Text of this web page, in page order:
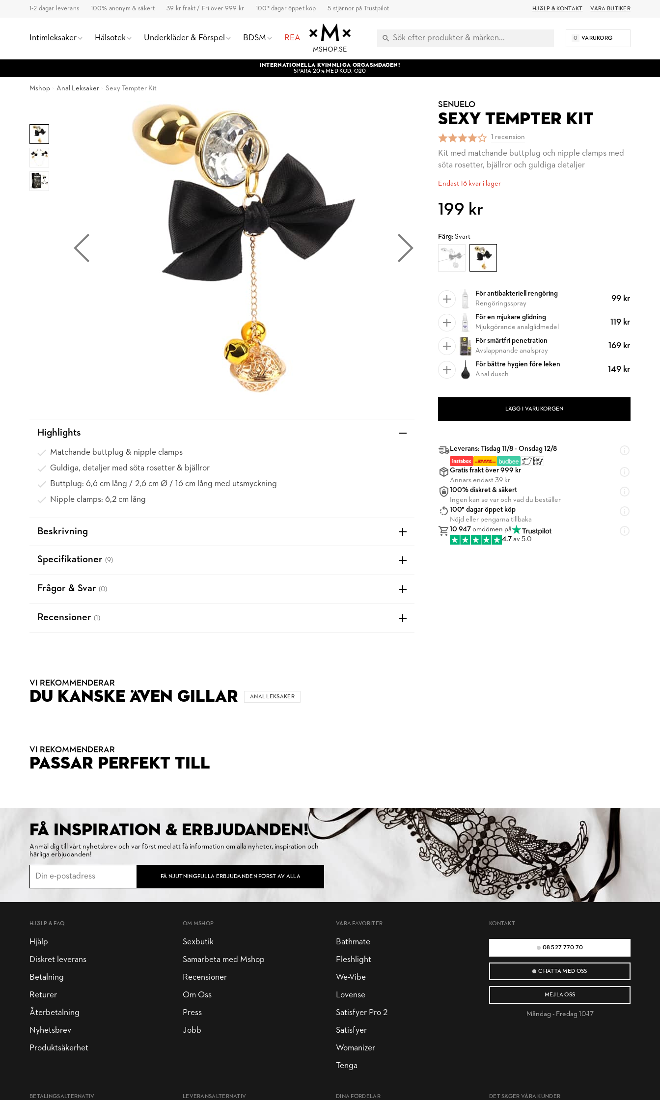
1-2 dagar leverans 100% anonym & säkert 39 kr frakt / Fri över 999 kr 100* dagar öppet köp 5 stjärnor på Trustpilot HJÄLP & KONTAKT VÅRA BUTIKER
Intimleksaker Hälsotek Underkläder & Förspel BDSM REA
MSHOP.SE
0 VARUKORG
INTERNATIONELLA KVINNLIGA ORGASMDAGEN!
SPARA 20% MED KOD: O20
Mshop Anal Leksaker Sexy Tempter Kit
SENUELO
SEXY TEMPTER KIT
1 recension
Kit med matchande buttplug och nipple clamps med
söta rosetter, bjällror och guldiga detaljer
Endast 16 kvar i lager
199 kr
Färg: Svart
För antibakteriell rengöring
Rengöringsspray
99 kr
För en mjukare glidning
Mjukgörande analglidmedel
119 kr
För smärtfri penetration
Avslappnande analspray
169 kr
För bättre hygien före leken
Anal dusch
149 kr
LÄGG I VARUKORGEN
Leverans: Tisdag 11/8 - Onsdag 12/8
Gratis frakt över 999 kr
Annars endast 39 kr
100% diskret & säkert
Ingen kan se var och vad du beställer
100* dagar öppet köp
Nöjd eller pengarna tillbaka
10 947 omdömen på
4.7 av 5.0
Highlights
Matchande buttplug & nipple clamps
Guldiga, detaljer med söta rosetter & bjällror
Buttplug: 6,6 cm lång / 2,6 cm Ø / 16 cm lång med utsmyckning
Nipple clamps: 6,2 cm lång
Beskrivning
Specifikationer (9)
Frågor & Svar (0)
Recensioner (1)
VI REKOMMENDERAR
DU KANSKE ÄVEN GILLAR ANAL LEKSAKER
VI REKOMMENDERAR
PASSAR PERFEKT TILL
FÅ INSPIRATION & ERBJUDANDEN!
Anmäl dig till vårt nyhetsbrev och var först med att få information om alla nyheter, inspiration och
härliga erbjudanden!
FÅ NJUTNINGFULLA ERBJUDANDEN FÖRST AV ALLA
KONTAKT
08 527 770 70
CHATTA MED OSS
MEJLA OSS
Måndag - Fredag 10-17
HJÄLP & FAQ
Hjälp
Diskret leverans
Betalning
Returer
Återbetalning
Nyhetsbrev
Produktsäkerhet
OM MSHOP
Sexbutik
Samarbeta med Mshop
Recensioner
Om Oss
Press
Jobb
VÅRA FAVORITER
Bathmate
Fleshlight
We-Vibe
Lovense
Satisfyer Pro 2
Satisfyer
Womanizer
Tenga
DINA FÖRDELAR
BETALINGSALTERNATIV LEVERANSALTERNATIV DET SÄGER VÅRA KUNDER